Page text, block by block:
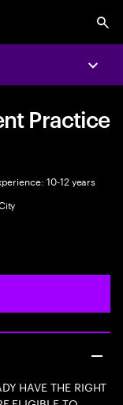
Practice
10-12 years
HAVE THE RIGHT